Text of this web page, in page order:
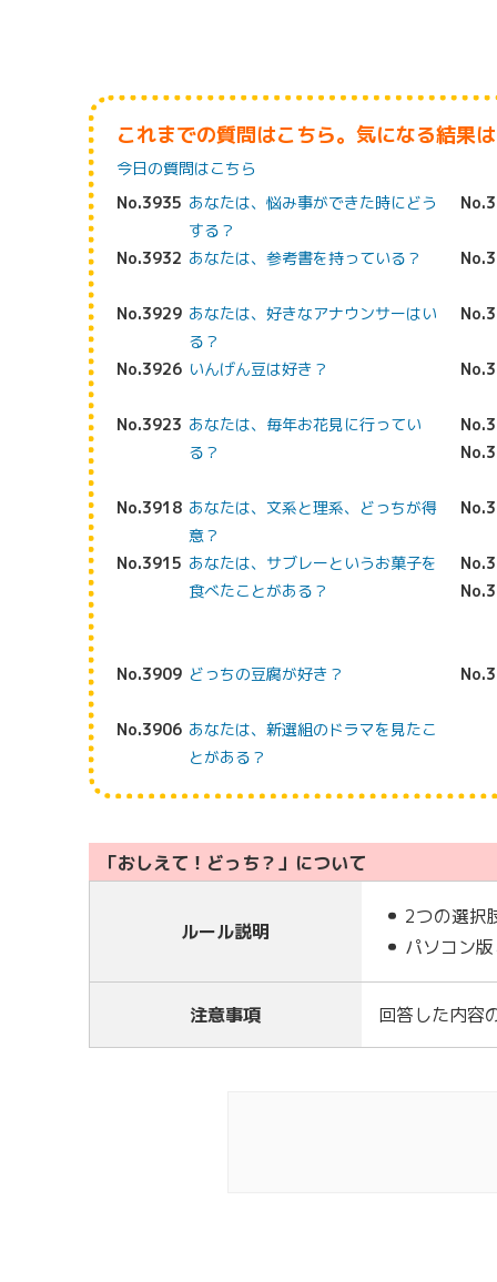
これまでの質問はこちら。気になる結果
今日の質問はこちら
No.3935 あなたは、悩み事ができた時にどう
する？
No.3932 あなたは、参考書を持っている？
No.3929 あなたは、好きなアナウンサーはい
る？
No.3926 いんげん豆は好き？
No.3923 あなたは、毎年お花見に行ってい
る？
No.3918 あなたは、文系と理系、どっちが得
意？
No.3915 あなたは、サブレーというお菓子を
食べたことがある？
No.3909 どっちの豆腐が好き？
No.3906 あなたは、新選組のドラマを見たこ
とがある？
「おしえて！どっち？」について
ルール説明
2つの選択
パソコン
注意事項 回答した内容